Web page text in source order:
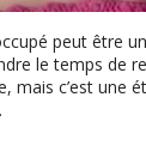
peut être
le temps de
mais c’est une